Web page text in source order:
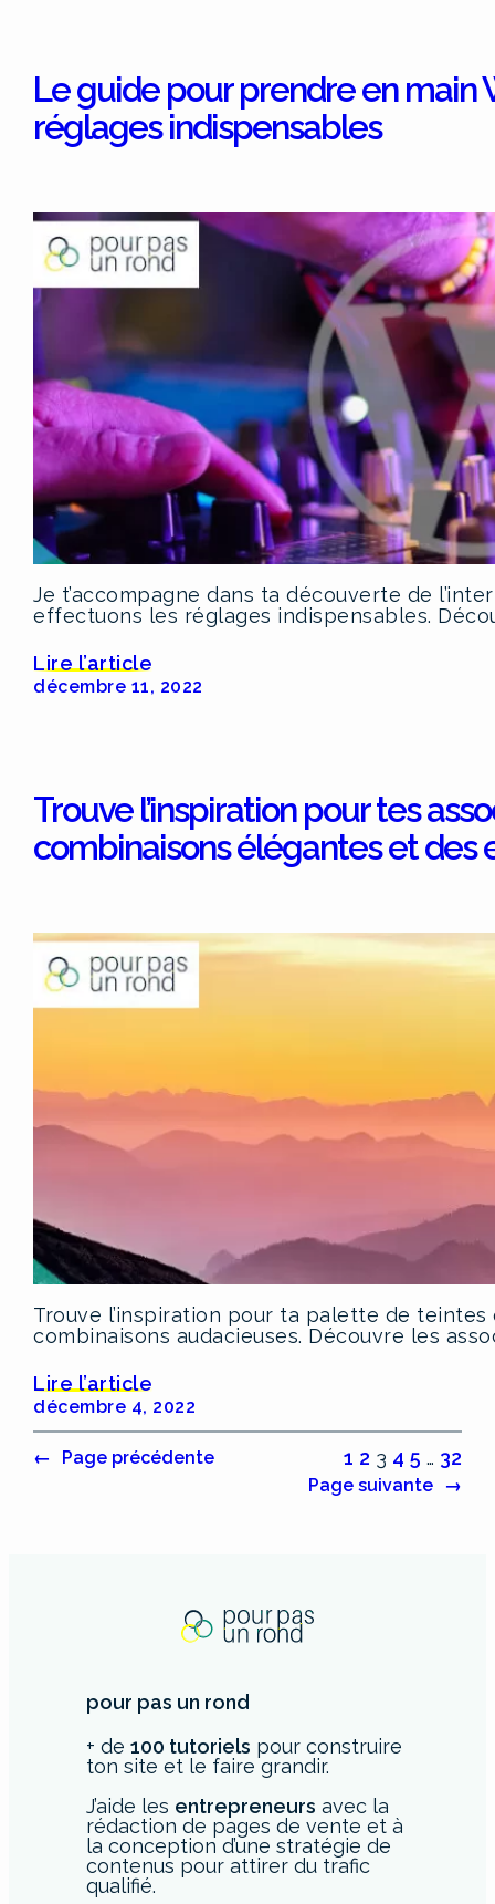
Le guide pour prendre en main
réglages indispensables
Je t’accompagne dans ta découverte de
effectuons les réglages indispensables.
Lire l’article
décembre 11, 2022
Trouve l’inspiration pour tes
combinaisons élégantes et des
Trouve l’inspiration pour ta palette de teintes
combinaisons audacieuses. Découvre les
Lire l’article
décembre 4, 2022
← Page précédente 1 2 3 4 5 … 32
Page suivante →
pour pas un rond
+ de 100 tutoriels pour construire
ton site et le faire grandir.
J’aide les entrepreneurs avec la
rédaction de pages de vente et à
la conception d’une stratégie de
contenus pour attirer du trafic
qualifié.